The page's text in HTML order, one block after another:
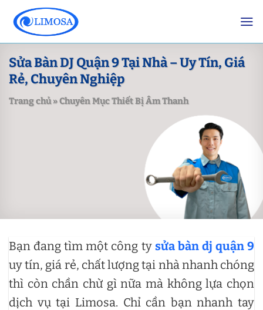
content
Sửa Bàn DJ Quận 9 Tại Nhà – Uy Tín, Giá
Rẻ, Chuyên Nghiệp
Trang chủ»Chuyên Mục Thiết Bị Âm Thanh
Bạn đang tìm một công ty sửa bàn dj quận 9
uy tín, giá rẻ, chất lượng tại nhà nhanh chóng
thì còn chần chừ gì nữa mà không lựa chọn
dịch vụ tại Limosa. Chỉ cần bạn nhanh tay